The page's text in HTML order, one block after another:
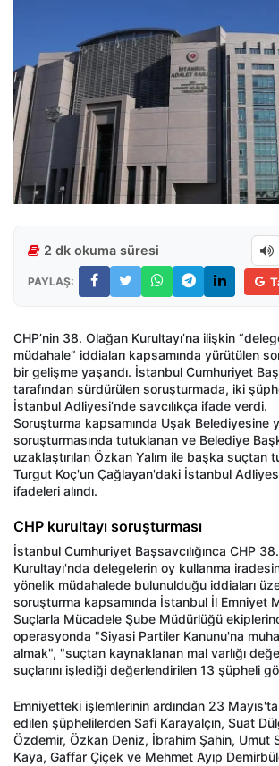
2 dk okuma süresi
PAYLAŞ:
CHP’nin 38. Olağan Kurultayı’na ilişkin
müdahale” iddiaları kapsamında yürütülen
bir gelişme yaşandı. İstanbul Cumhuriyet
tarafından sürdürülen soruşturmada, iki
İstanbul Adliyesi’nde savcılıkça ifade verdi.
Soruşturma kapsamında Uşak Belediyesine
soruşturmasında tutuklanan ve Belediye
uzaklaştırılan Özkan Yalım ile başka suçtan
Turgut Koç'un Çağlayan'daki İstanbul
ifadeleri alındı.
CHP kurultayı soruşturması
İstanbul Cumhuriyet Başsavcılığınca CHP
Kurultayı'nda delegelerin oy kullanma
yönelik müdahalede bulunulduğu iddiaları
soruşturma kapsamında İstanbul İl Emniyet
Suçlarla Mücadele Şube Müdürlüğü
operasyonda "Siyasi Partiler Kanunu'na
almak", "suçtan kaynaklanan mal varlığı
suçlarını işlediği değerlendirilen 13 şüpheli
Emniyetteki işlemlerinin ardından 23
edilen şüphelilerden Safi Karayalçın, Suat
Özdemir, Özkan Deniz, İbrahim Şahin, Umut
Kaya, Gaffar Çiçek ve Mehmet Ayıp